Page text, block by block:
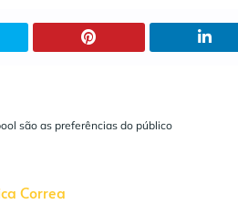
são as preferências do público
Correa